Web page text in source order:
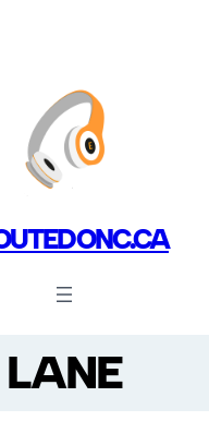
LANE